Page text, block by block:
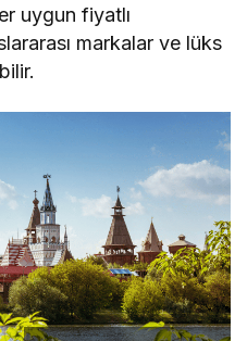
uygun fiyatlı
markalar ve lüks